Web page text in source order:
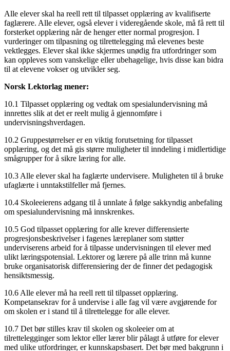
Alle elever skal ha reell rett til tilpasset opplæring av kvalifiserte
faglærere. Alle elever, også elever i videregående skole, må få rett til
forsterket opplæring når de henger etter normal progresjon. I
vurderinger om tilpasning og tilrettelegging må elevenes beste
vektlegges. Elever skal ikke skjermes unødig fra utfordringer som
kan oppleves som vanskelige eller ubehagelige, hvis disse kan bidra
til at elevene vokser og utvikler seg.
Norsk Lektorlag mener:
10.1 Tilpasset opplæring og vedtak om spesialundervisning må
innrettes slik at det er reelt mulig å gjennomføre i
undervisningshverdagen.
10.2 Gruppestørrelser er en viktig forutsetning for tilpasset
opplæring, og det må gis større muligheter til inndeling i midlertidige
smågrupper for å sikre læring for alle.
10.3 Alle elever skal ha faglærte undervisere. Muligheten til å bruke
ufaglærte i unntakstilfeller må fjernes.
10.4 Skoleeierens adgang til å unnlate å følge sakkyndig anbefaling
om spesialundervisning må innskrenkes.
10.5 God tilpasset opplæring for alle krever differensierte
progresjonsbeskrivelser i fagenes læreplaner som støtter
underviserens arbeid for å tilpasse undervisningen til elever med
ulikt læringspotensial. Lektorer og lærere på alle trinn må kunne
bruke organisatorisk differensiering der de finner det pedagogisk
hensiktsmessig.
10.6 Alle elever må ha reell rett til tilpasset opplæring.
Kompetansekrav for å undervise i alle fag vil være avgjørende for
om skolen er i stand til å tilrettelegge for alle elever.
10.7 Det bør stilles krav til skolen og skoleeier om at
tilrettelegginger som lektor eller lærer blir pålagt å utføre for elever
med ulike utfordringer, er kunnskapsbasert. Det bør med bakgrunn i